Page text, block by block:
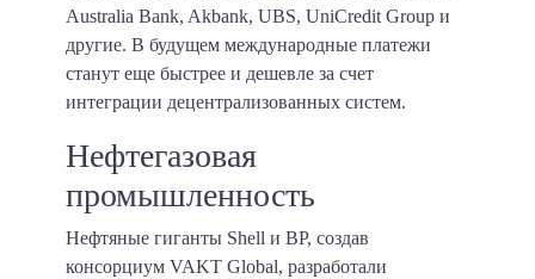
Australia Bank, Akbank, UBS, UniCredit Group и
другие. В будущем международные платежи
станут еще быстрее и дешевле за счет
интеграции децентрализованных систем.
Нефтегазовая
промышленность
Нефтяные гиганты Shell и BP, создав
консорциум VAKT Global, разработали